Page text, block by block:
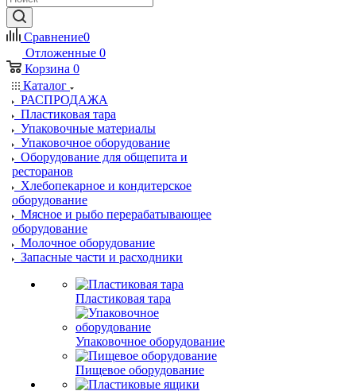
Сравнение0
Отложенные 0
Корзина 0
Каталог
РАСПРОДАЖА
Пластиковая тара
Упаковочные материалы
Упаковочное оборудование
Оборудование для общепита и
ресторанов
Хлебопекарное и кондитерское
оборудование
Мясное и рыбо перерабатывающее
оборудование
Молочное оборудование
Запасные части и расходники
Пластиковая тара
Упаковочное оборудование
Пищевое оборудование